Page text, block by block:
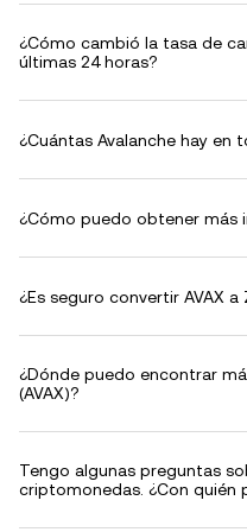
¿Cómo cambió la tasa de
últimas 24 horas?
¿Cuántas Avalanche hay en
¿Cómo puedo obtener más
¿Es seguro convertir AVAX a
¿Dónde puedo encontrar
(AVAX)?
Tengo algunas preguntas
criptomonedas. ¿Con quién